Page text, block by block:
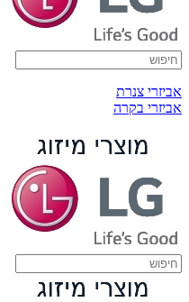
אביזרי צנרת
אביזרי בקרה